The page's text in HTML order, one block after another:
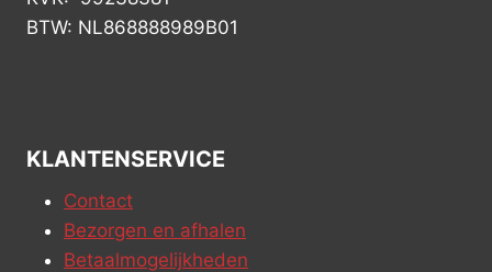
BTW: NL868888989B01
KLANTENSERVICE
Contact
Bezorgen en afhalen
Betaalmogelijkheden